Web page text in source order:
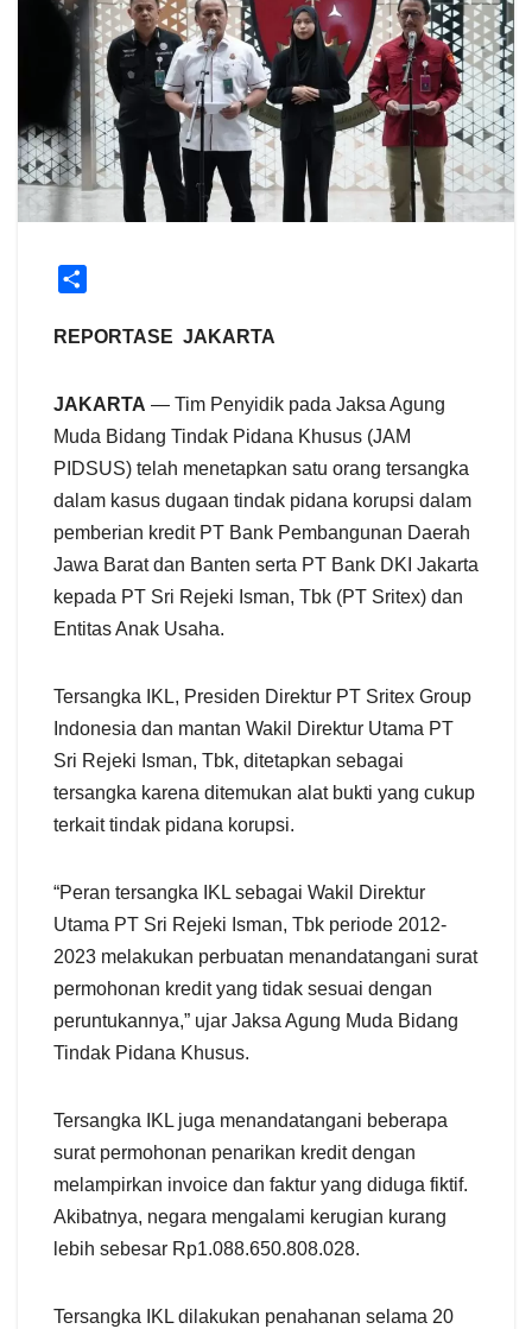
a
e
REPORTASE JAKARTA
JAKARTA — Tim Penyidik pada Jaksa Agung
Muda Bidang Tindak Pidana Khusus (JAM
PIDSUS) telah menetapkan satu orang tersangka
dalam kasus dugaan tindak pidana korupsi dalam
pemberian kredit PT Bank Pembangunan Daerah
Jawa Barat dan Banten serta PT Bank DKI Jakarta
kepada PT Sri Rejeki Isman, Tbk (PT Sritex) dan
Entitas Anak Usaha.
Tersangka IKL, Presiden Direktur PT Sritex Group
Indonesia dan mantan Wakil Direktur Utama PT
Sri Rejeki Isman, Tbk, ditetapkan sebagai
tersangka karena ditemukan alat bukti yang cukup
terkait tindak pidana korupsi.
“Peran tersangka IKL sebagai Wakil Direktur
Utama PT Sri Rejeki Isman, Tbk periode 2012-
2023 melakukan perbuatan menandatangani surat
permohonan kredit yang tidak sesuai dengan
peruntukannya,” ujar Jaksa Agung Muda Bidang
Tindak Pidana Khusus.
Tersangka IKL juga menandatangani beberapa
surat permohonan penarikan kredit dengan
melampirkan invoice dan faktur yang diduga fiktif.
Akibatnya, negara mengalami kerugian kurang
lebih sebesar Rp1.088.650.808.028.
Tersangka IKL dilakukan penahanan selama 20